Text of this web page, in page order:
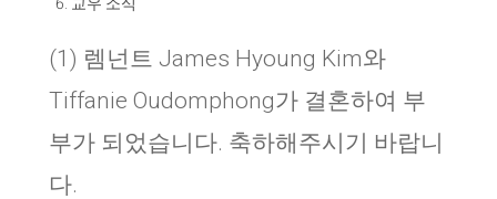
(1) 렘넌트 James Hyoung Kim와
Tiffanie Oudomphong가 결혼하여 부
부가 되었습니다. 축하해주시기 바랍니
다.